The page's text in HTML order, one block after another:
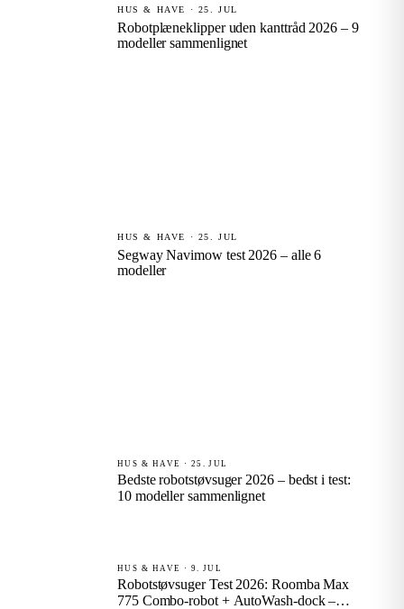
HUS & HAVE · 25. JUL
Robotplæneklipper uden kanttråd 2026 – 9
modeller sammenlignet
HUS & HAVE · 25. JUL
Segway Navimow test 2026 – alle 6
modeller
HUS & HAVE · 25. JUL
Bedste robotstøvsuger 2026 – bedst i test:
10 modeller sammenlignet
HUS & HAVE · 9. JUL
Robotstøvsuger Test 2026: Roomba Max
775 Combo-robot + AutoWash-dock –